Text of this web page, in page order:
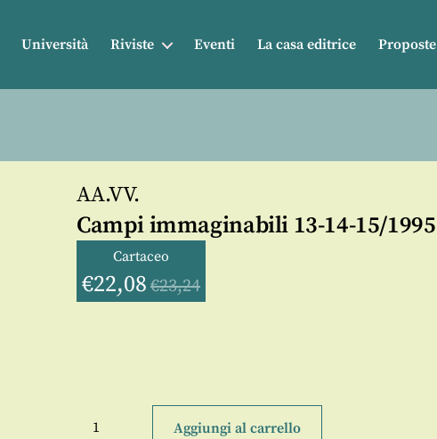
Università Riviste Eventi La casa editrice Proposte
AA.VV.
Campi immaginabili 13-14-15/1995
Cartaceo
€22,08 €23,24
immaginabili
Aggiungi al carrello